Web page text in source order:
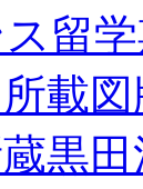
留
所載
黒